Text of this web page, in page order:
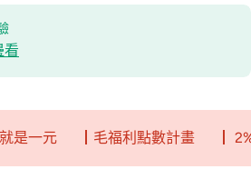
看
┃毛福利點數計畫 ┃ 2%回饋無